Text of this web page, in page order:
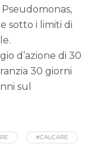
sotto i limiti di
d’azione di 30
30 giorni
sul
#CALCARE